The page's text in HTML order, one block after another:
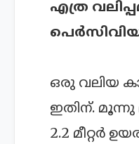
എത്ര
ഒരു വലിയ
ഇതിന്. മൂന്നു
2.2 മീറ്റർ